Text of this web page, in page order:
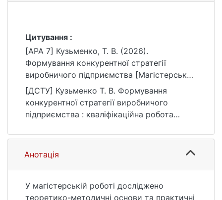
Цитування :
[APA 7] Кузьменко, Т. В. (2026).
Формування конкурентної стратегії
виробничого підприємства [Магістерська
робота, Київський національний
університет імені Тараса Шевченка].
eKNUTSHIR.
https://ir.library.knu.ua/handle/15071834/235
63
[ДСТУ] Кузьменко Т. В. Формування
конкурентної стратегії виробничого
підприємства : кваліфікаційна робота
адміністрування / наук. кер. В. Г. Балан.
Київ, 2026. 103 с. URL:
https://ir.library.knu.ua/handle/15071834/235
Анотація
У магістерській роботі досліджено
теоретико-методичні основи та практичні